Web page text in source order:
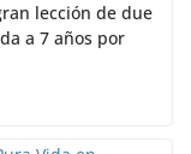
lección de due
a 7 años por